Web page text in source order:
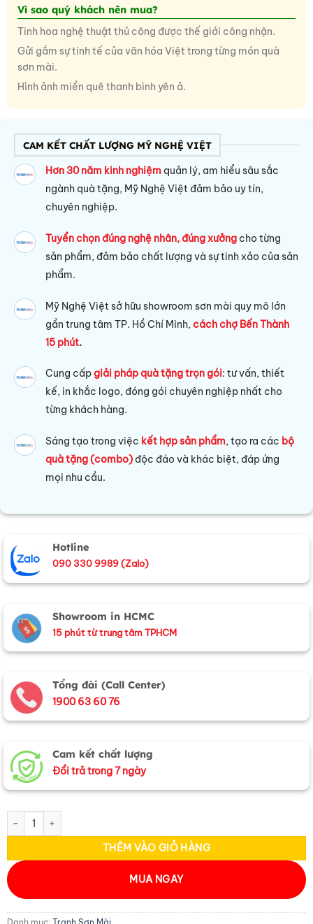
Vì sao quý khách nên mua?
Tinh hoa nghệ thuật thủ công được thế giới công nhận.
Gửi gắm sự tinh tế của văn hóa Việt trong từng món quà
sơn mài.
Hình ảnh miền quê thanh bình yên ả.
CAM KẾT CHẤT LƯỢNG MỸ NGHỆ VIỆT
Hơn 30 năm kinh nghiệm quản lý, am hiểu sâu sắc
ngành quà tặng, Mỹ Nghệ Việt đảm bảo uy tín,
chuyên nghiệp.
Tuyển chọn đúng nghệ nhân, đúng xưởng cho từng
sản phẩm, đảm bảo chất lượng và sự tinh xảo của sản
phẩm.
Mỹ Nghệ Việt sở hữu showroom sơn mài quy mô lớn
gần trung tâm TP. Hồ Chí Minh,cách chợ Bến Thành
15 phút.
Cung cấpgiải pháp quà tặng trọn gói: tư vấn, thiết
kế, in khắc logo, đóng gói chuyên nghiệp nhất cho
từng khách hàng.
Sáng tạo trong việc kết hợp sản phẩm, tạo ra các bộ
quà tặng (combo) độc đáo và khác biệt, đáp ứng
mọi nhu cầu.
Hotline
090 330 9989 (Zalo)
Showroom in HCMC
15 phút từ trung tâm TPHCM
Tổng đài (Call Center)
1900 63 60 76
Cam kết chất lượng
Đổi trả trong 7 ngày
Tranh sơn mài vẽ cảnh đồng quê đủ mẫu 20x20 TSM223-3 số lượng
THÊM VÀO GIỎ HÀNG
MUA NGAY